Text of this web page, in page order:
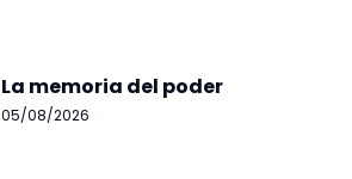
La memoria del poder
05/08/2026